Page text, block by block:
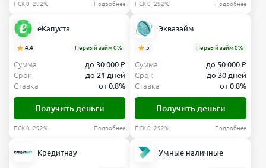
ПСК 0–292% Подробнее ПСК 0–292% Подробнее
еКапуста
4.4 Первый займ 0%
Сумма
до 30 000 ₽
Срок
до 21 дней
Ставка
от 0.8%
Получить деньги
ПСК 0–292% Подробнее
Эквазайм
5 Первый займ 0%
Сумма
до 50 000 ₽
Срок
до 30 дней
Ставка
от 0.8%
Получить деньги
ПСК 0–292% Подробнее
Кредитнау Умные наличные